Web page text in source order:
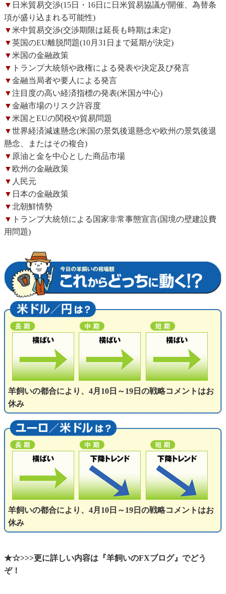
▼ 日米貿易交渉(15日・16日に日米貿易協議が開催、為替条
項が盛り込まれる可能性)
▼米中貿易交渉(交渉期限は延長も時期は未定)
▼英国のEU離脱問題(10月31日まで延期が決定)
▼米国の金融政策
▼ トランプ大統領や政権による発表や決定及び発言
▼金融当局者や要人による発言
▼注目度の高い経済指標の発表(米国が中心)
▼金融市場のリスク許容度
▼米国とEUの関税や貿易問題
▼世界経済減速懸念(米国の景気後退懸念や欧州の景気後退
懸念、またはその複合)
▼ 原油と金を中心とした商品市場
▼ 欧州の金融政策
▼ 人民元
▼ 日本の金融政策
▼北朝鮮情勢
▼ トランプ大統領による国家非常事態宣言(国境の壁建設費
用問題)
羊飼いの都合により、4月10日～19日の戦略コメントはお
休み
羊飼いの都合により、4月10日～19日の戦略コメントはお
休み
★☆>>>更に詳しい内容は『羊飼いのFXブログ』でどう
ぞ！